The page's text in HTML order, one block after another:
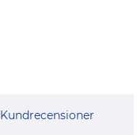
Kundrecensioner